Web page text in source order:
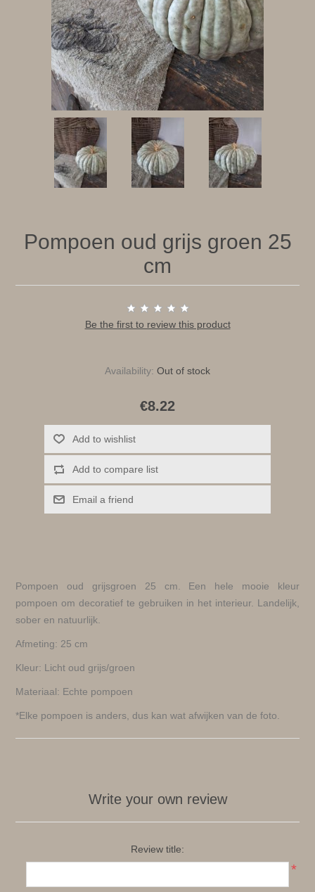
Pompoen oud grijs groen 25
cm
Be the first to review this product
Availability: Out of stock
€8.22
Add to wishlist
Add to compare list
Email a friend
Pompoen oud grijsgroen 25 cm. Een hele mooie kleur
pompoen om decoratief te gebruiken in het interieur. Landelijk,
sober en natuurlijk.
Afmeting: 25 cm
Kleur: Licht oud grijs/groen
Materiaal: Echte pompoen
*Elke pompoen is anders, dus kan wat afwijken van de foto.
Write your own review
Review title:
*